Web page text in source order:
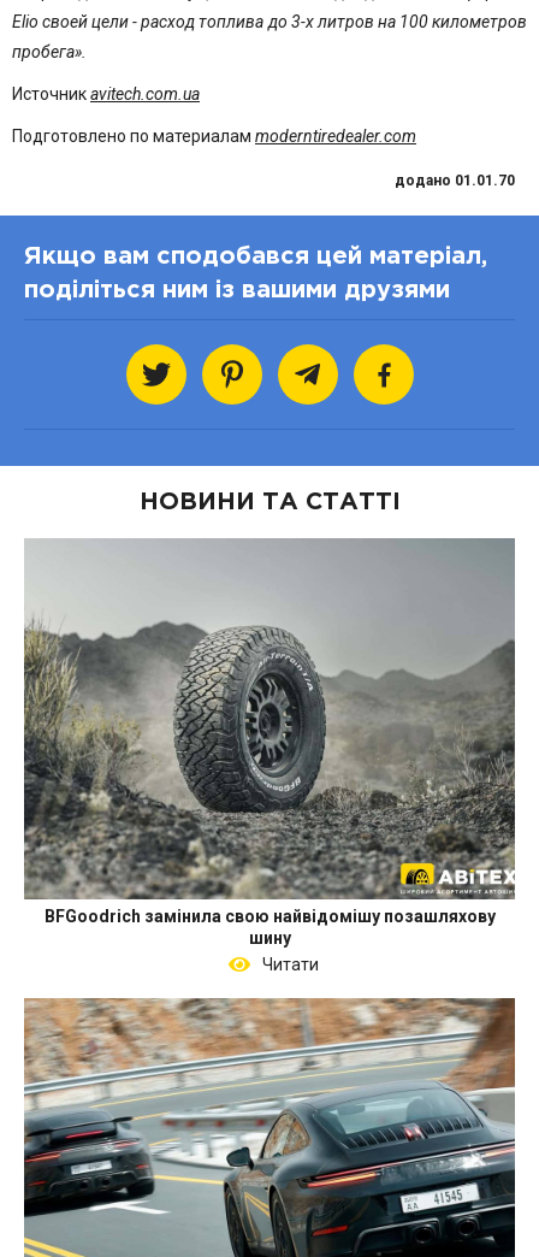
Elio своей цели - расход топлива до 3-х литров на 100 километров
пробега».
Источникavitech.com.ua
Подготовлено по материалам moderntiredealer.com
додано 01.01.70
Якщо вам сподобався цей матеріал,
поділіться ним із вашими друзями
НОВИНИ ТА СТАТТІ
BFGoodrich замінила свою найвідомішу позашляхову
шину
Читати